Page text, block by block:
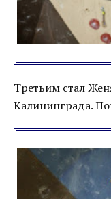
Третьим стал
Калининграда.